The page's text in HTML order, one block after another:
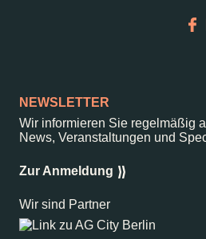
NEWSLETTER
Wir informieren Sie regelmäßig
News, Veranstaltungen und
Zur Anmeldung
Wir sind Partner